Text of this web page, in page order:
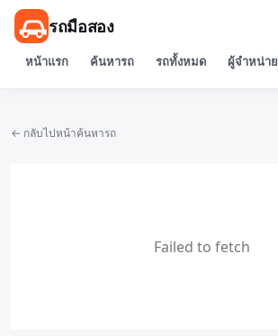
รถมือสอง
หน้าแรก ค้นหารถ รถทั้งหมด ผู้จำหน่าย
← กลับไปหน้าค้นหารถ
Failed to fetch